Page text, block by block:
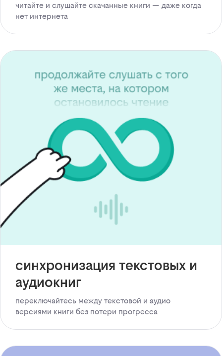
читайте и слушайте скачанные книги — даже когда
нет интернета
синхронизация текстовых и
аудиокниг
переключайтесь между текстовой и аудио
версиями книги без потери прогресса